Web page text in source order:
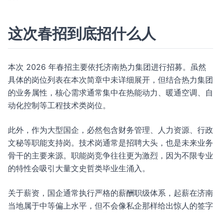
这次春招到底招什么人
本次 2026 年春招主要依托济南热力集团进行招募。虽然
具体的岗位列表在本次简章中未详细展开，但结合热力集团
的业务属性，核心需求通常集中在热能动力、暖通空调、自
动化控制等工程技术类岗位。
此外，作为大型国企，必然包含财务管理、人力资源、行政
文秘等职能支持岗。技术岗通常是招聘大头，也是未来业务
骨干的主要来源。职能岗竞争往往更为激烈，因为不限专业
的特性会吸引大量文史哲类毕业生涌入。
关于薪资，国企通常执行严格的薪酬职级体系，起薪在济南
当地属于中等偏上水平，但不会像私企那样给出惊人的签字